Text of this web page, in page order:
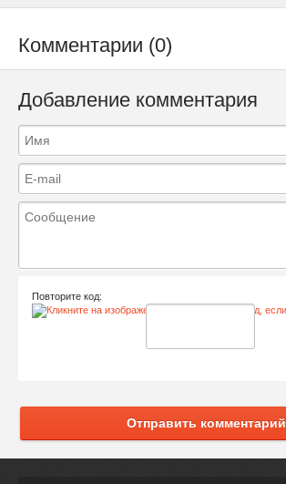
Комментарии (0)
Добавление комментария
Повторите код:
Отправить комментарий